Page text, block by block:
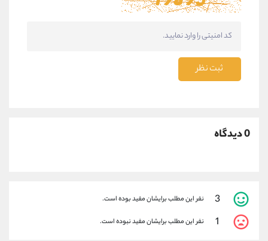
ثبت نظر
0 دیدگاه
3 نفر این مطلب برایشان مفید بوده است.
1 نفر این مطلب برایشان مفید نبوده است.